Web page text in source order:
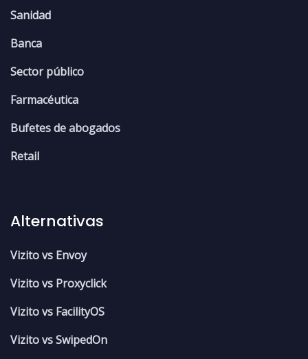
Sanidad
Banca
Sector público
Farmacéutica
Bufetes de abogados
Retail
Alternativas
Vizito vs Envoy
Vizito vs Proxyclick
Vizito vs FacilityOS
Vizito vs SwipedOn